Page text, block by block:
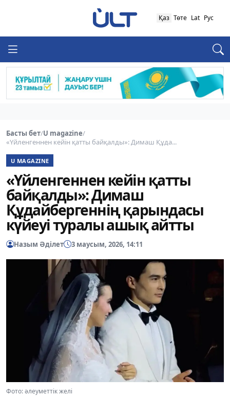
Қаз Төте Lat Рус
Басты бет/U magazine/
«Үйленгеннен кейін қатты байқалды»: Димаш Құда...
U MAGAZINE
«Үйленгеннен кейін қатты
байқалды»: Димаш
Құдайбергеннің қарындасы
күйеуі туралы ашық айтты
Назым Әділет 3 маусым, 2026, 14:11
Фото: әлеуметтік желі